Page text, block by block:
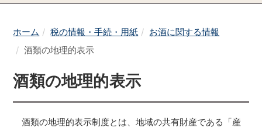
ホーム 税の情報・手続・用紙
お酒に関する情報
酒類の地理的表示
酒類の地理的表示
酒類の地理的表示制度とは、地域の共有財産である「産